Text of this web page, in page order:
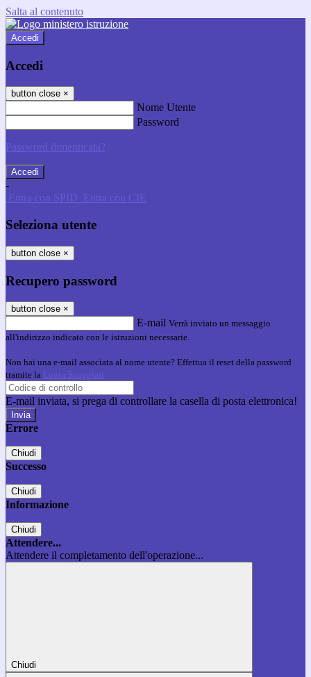
Salta al contenuto
Accedi
Accedi
button close ×
Nome Utente
Password
Password dimenticata?
-
Entra con SPID Entra con CIE
Seleziona utente
button close ×
Recupero password
button close ×
E-mail Verrà inviato un messaggio
all'indirizzo indicato con le istruzioni necessarie.
Non hai una e-mail associata al nome utente? Effettua il reset della password
tramite la Login Spaggiari
E-mail inviata, si prega di controllare la casella di posta elettronica!
Errore
Chiudi
Successo
Chiudi
Informazione
Chiudi
Attendere...
Attendere il completamento dell'operazione...
Chiudi